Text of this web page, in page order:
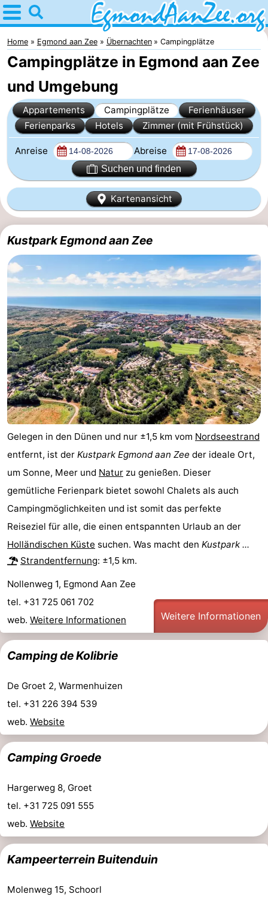
Home
Egmond
aan
Zee
Tipps
Für
kindern
Noordhollands
duinreservaat
Übernachten
Appartements
-
De
Graaf
van
Egmont
-
Landgoed
Huize
Glory
-
Zeeparel
Campingplätze
Ferienhäuser
-
Buiten
Bergen
-
De
Woudhoeve
-
Duinpark
Egmond
-
Kustpark
Egmond
aan
Zee
Hotels
Zimmer
(mit
Frühstück)
Lastminutes
Strand
Sehen
&
tun
-
Museen
-
Denkmäler
-
Aussichtspunkte
Attraktionen
-
Minigolfplätze
Dörfer
Städte
Sport
-
Schwimmbader
-
Home Egmond aan Zee Übernachten Campingplätze
Campingplätze in Egmond aan Zee
und Umgebung
Appartements Campingplätze
Ferienhäuser
Ferienparks
Hotels Zimmer (mit Frühstück)
Anreise Abreise
Suchen und finden
Kartenansicht
Kustpark Egmond aan Zee
Gelegen in den Dünen und nur ±1,5 km vom Nordseestrand
entfernt, ist der Kustpark Egmond aan Zee der ideale Ort,
um Sonne, Meer und Natur zu genießen. Dieser
gemütliche Ferienpark bietet sowohl Chalets als auch
Campingmöglichkeiten und ist somit das perfekte
Reiseziel für alle, die einen entspannten Urlaub an der
Holländischen Küste suchen. Was macht den Kustpark ...
Strandentfernung: ±1,5 km.
Nollenweg 1, Egmond Aan Zee
tel. +31 725 061 702
web. Weitere Informationen Weitere Informationen
Camping de Kolibrie
De Groet 2, Warmenhuizen
tel. +31 226 394 539
web. Website
Camping Groede
Hargerweg 8, Groet
tel. +31 725 091 555
web. Website
Kampeerterrein Buitenduin
Molenweg 15, Schoorl